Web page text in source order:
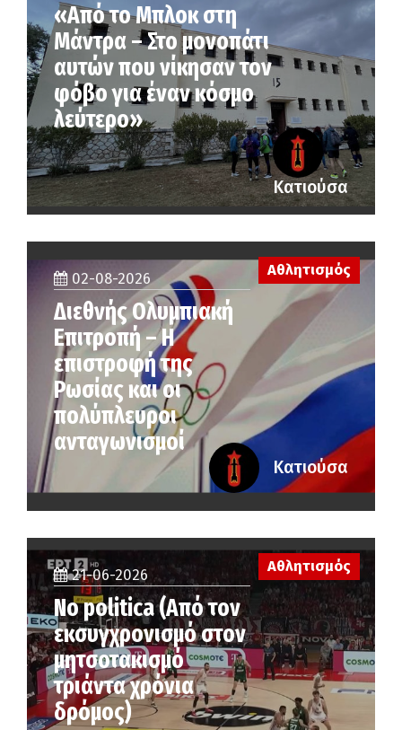
«Από το Μπλοκ στη
Μάντρα – Στο μονοπάτι
αυτών που νίκησαν τον
φόβο για έναν κόσμο
λεύτερο»
Κατιούσα
02-08-2026
Διεθνής Ολυμπιακή
Επιτροπή – Η
επιστροφή της
Ρωσίας και οι
πολύπλευροι
ανταγωνισμοί
Αθλητισμός
Κατιούσα
21-06-2026
No politica (Από τον
εκσυγχρονισμό στον
μητσοτακισμό
τριάντα χρόνια
δρόμος)
Αθλητισμός